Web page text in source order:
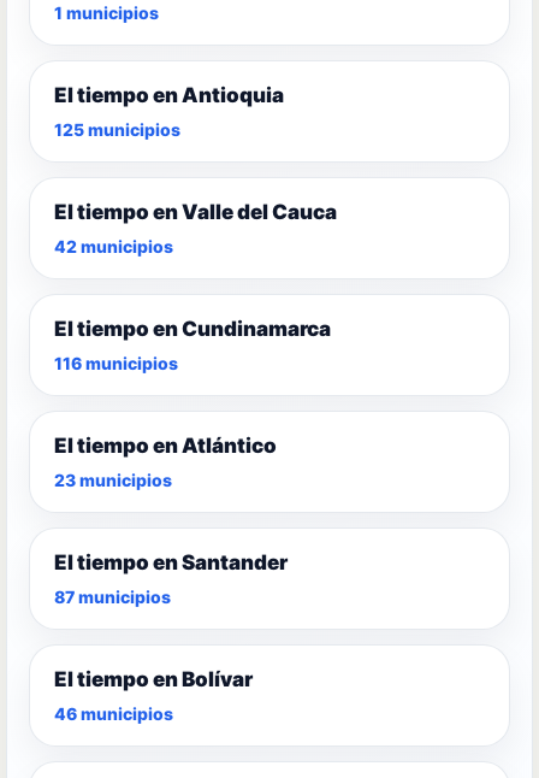
1 municipios
El tiempo en Antioquia
125 municipios
El tiempo en Valle del Cauca
42 municipios
El tiempo en Cundinamarca
116 municipios
El tiempo en Atlántico
23 municipios
El tiempo en Santander
87 municipios
El tiempo en Bolívar
46 municipios